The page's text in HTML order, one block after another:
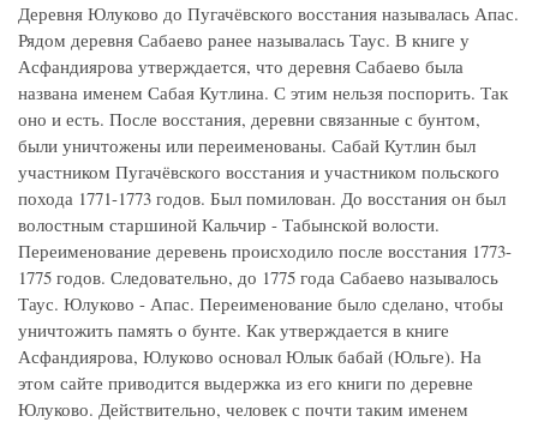
Деревня Юлуково до Пугачёвского восстания называлась Апас.
Рядом деревня Сабаево ранее называлась Таус. В книге у
Асфандиярова утверждается, что деревня Сабаево была
названа именем Сабая Кутлина. С этим нельзя поспорить. Так
оно и есть. После восстания, деревни связанные с бунтом,
были уничтожены или переименованы. Сабай Кутлин был
участником Пугачёвского восстания и участником польского
похода 1771-1773 годов. Был помилован. До восстания он был
волостным старшиной Кальчир - Табынской волости.
Переименование деревень происходило после восстания 1773-
1775 годов. Следовательно, до 1775 года Сабаево называлось
Таус. Юлуково - Апас. Переименование было сделано, чтобы
уничтожить память о бунте. Как утверждается в книге
Асфандиярова, Юлуково основал Юлык бабай (Юльге). На
этом сайте приводится выдержка из его книги по деревне
Юлуково. Действительно, человек с почти таким именем